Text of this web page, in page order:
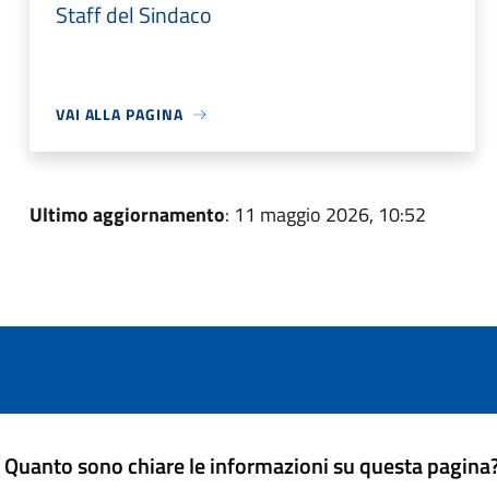
Staff del Sindaco
VAI ALLA PAGINA
Ultimo aggiornamento: 11 maggio 2026, 10:52
Quanto sono chiare le informazioni su questa